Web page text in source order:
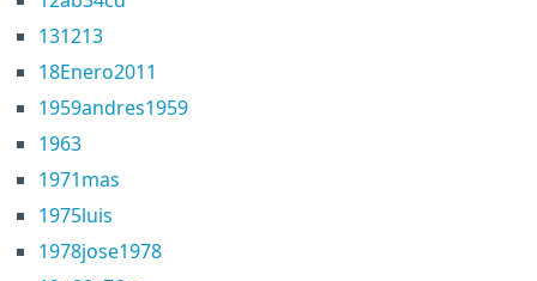
131213
18Enero2011
1959andres1959
1963
1971mas
1975luis
1978jose1978